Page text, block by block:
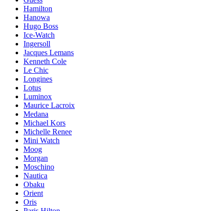
Hamilton
Hanowa
Hugo Boss
Ice-Watch
Ingersoll
Jacques Lemans
Kenneth Cole
Le Chic
Longines
Lotus
Luminox
Maurice Lacroix
Medana
Michael Kors
Michelle Renee
Mini Watch
Moog
Morgan
Moschino
Nautica
Obaku
Orient
Oris